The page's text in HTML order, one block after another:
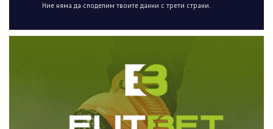
Ние няма да споделим твоите данни с трети страни.